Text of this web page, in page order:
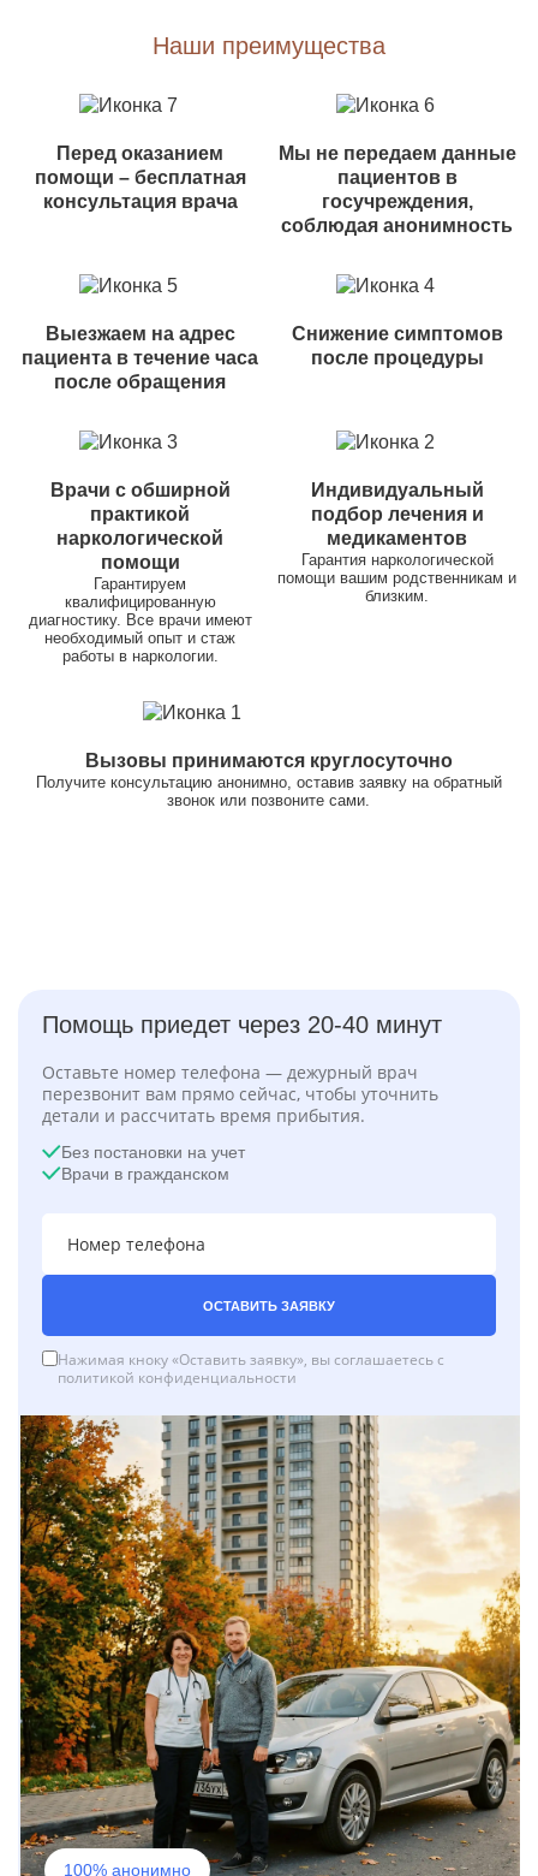
Наши преимущества
Перед оказанием
помощи – бесплатная
консультация врача
Мы не передаем данные
пациентов в
госучреждения,
соблюдая анонимность
Выезжаем на адрес
пациента в течение часа
после обращения
Снижение симптомов
после процедуры
Врачи с обширной
практикой
наркологической
помощи
Гарантируем
квалифицированную
диагностику. Все врачи имеют
необходимый опыт и стаж
работы в наркологии.
Индивидуальный
подбор лечения и
медикаментов
Гарантия наркологической
помощи вашим родственникам и
близким.
Вызовы принимаются круглосуточно
Получите консультацию анонимно, оставив заявку на обратный
звонок или позвоните сами.
Помощь приедет через 20-40 минут
Оставьте номер телефона — дежурный врач
перезвонит вам прямо сейчас, чтобы уточнить
детали и рассчитать время прибытия.
Без постановки на учет
Врачи в гражданском
ОСТАВИТЬ ЗАЯВКУ
Нажимая кноку «Оставить заявку», вы соглашаетесь с
политикой конфиденциальности
100% анонимно